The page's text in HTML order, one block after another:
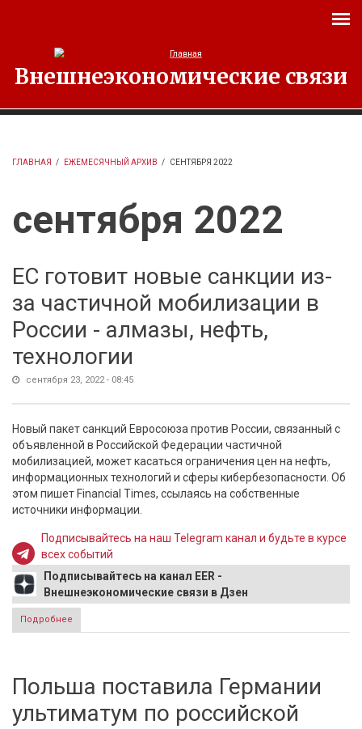
Внешнеэкономические связи
ГЛАВНАЯ / ЕЖЕМЕСЯЧНЫЙ АРХИВ / СЕНТЯБРЯ 2022
сентября 2022
ЕС готовит новые санкции из-
за частичной мобилизации в
России - алмазы, нефть,
технологии
сентября 23, 2022 - 08:45
Новый пакет санкций Евросоюза против России, связанный с
объявленной в Российской Федерации частичной
мобилизацией, может касаться ограничения цен на нефть,
информационных технологий и сферы кибербезопасности. Об
этом пишет Financial Times, ссылаясь на собственные
источники информации.
Подписывайтесь на наш Telegram канал и будьте в курсе
всех событий
Подписывайтесь на канал EER -
Внешнеэкономические связи в Дзен
Подробнее
в России - алмазы, нефть, технологии
Польша поставила Германии
ультиматум по российской